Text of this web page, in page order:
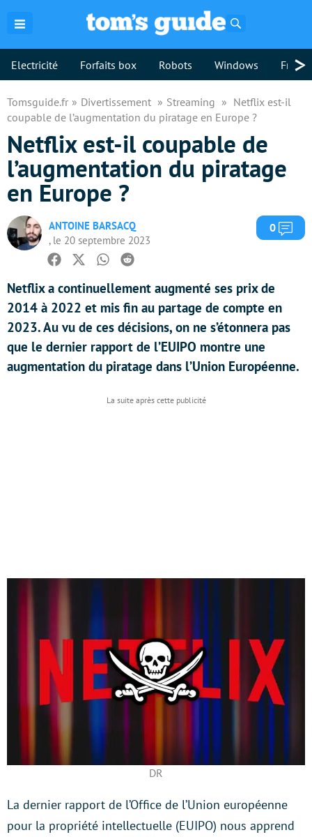
Electricité Forfaits box Robots Windows >
Tomsguide.fr Divertissement Streaming
Netflix est-il
coupable de l’augmentation du piratage en Europe ?
Netflix est-il coupable de
l’augmentation du piratage
en Europe ?
ANTOINE BARSACQ
, le 20 septembre 2023
0
Facebook
TwitterWhatsapp
Reddit
Netflix a continuellement augmenté ses prix de
2014 à 2022 et mis fin au partage de compte en
2023. Au vu de ces décisions, on ne s’étonnera pas
que le dernier rapport de l’EUIPO montre une
augmentation du piratage dans l’Union Européenne.
DR
La dernier rapport de l’Office de l’Union européenne
pour la propriété intellectuelle (EUIPO) nous apprend